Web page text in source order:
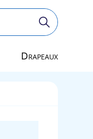
Drapeaux